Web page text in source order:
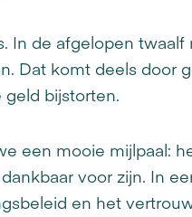
In de afgelopen
Dat komt deels door
bijstorten.
een mooie mijlpaal:
voor zijn. In
en het